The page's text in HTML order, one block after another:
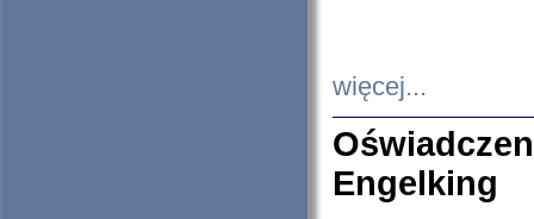
więcej...
Engelking